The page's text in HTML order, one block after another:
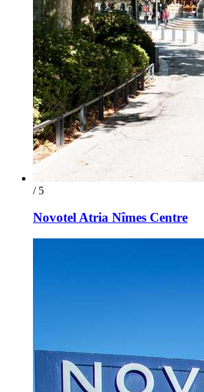
/ 5
Novotel Atria Nîmes Centre